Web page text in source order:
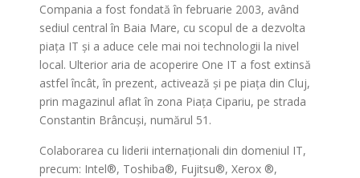
Compania a fost fondată în februarie 2003, având
sediul central în Baia Mare, cu scopul de a dezvolta
piaţa IT şi a aduce cele mai noi technologii la nivel
local. Ulterior aria de acoperire One IT a fost extinsă
astfel încât, în prezent, activează şi pe piaţa din Cluj,
prin magazinul aflat în zona Piața Cipariu, pe strada
Constantin Brâncuși, numărul 51.
Colaborarea cu liderii internaţionali din domeniul IT,
precum: Intel®, Toshiba®, Fujitsu®, Xerox ®,